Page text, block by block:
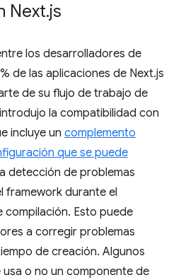
Next.js
los desarrolladores de
de las aplicaciones de Next.js
de su flujo de trabajo de
la compatibilidad con
incluye un complemento
que se puede
detección de problemas
framework durante el
compilación. Esto puede
a corregir problemas
de creación. Algunos
o no un componente de